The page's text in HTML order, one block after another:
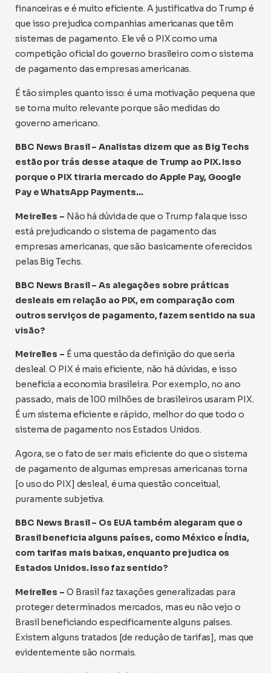
financeiras e é muito eficiente. A justificativa do Trump é
que isso prejudica companhias americanas que têm
sistemas de pagamento. Ele vê o PIX como uma
competição oficial do governo brasileiro com o sistema
de pagamento das empresas americanas.
É tão simples quanto isso: é uma motivação pequena que
se torna muito relevante porque são medidas do
governo americano.
BBC News Brasil – Analistas dizem que as Big Techs
estão por trás desse ataque de Trump ao PIX. Isso
porque o PIX tiraria mercado do Apple Pay, Google
Pay e WhatsApp Payments…
Meirelles – Não há dúvida de que o Trump fala que isso
está prejudicando o sistema de pagamento das
empresas americanas, que são basicamente oferecidos
pelas Big Techs.
BBC News Brasil – As alegações sobre práticas
desleais em relação ao PIX, em comparação com
outros serviços de pagamento, fazem sentido na sua
visão?
Meirelles – É uma questão da definição do que seria
desleal. O PIX é mais eficiente, não há dúvidas, e isso
beneficia a economia brasileira. Por exemplo, no ano
passado, mais de 100 milhões de brasileiros usaram PIX.
É um sistema eficiente e rápido, melhor do que todo o
sistema de pagamento nos Estados Unidos.
Agora, se o fato de ser mais eficiente do que o sistema
de pagamento de algumas empresas americanas torna
[o uso do PIX] desleal, é uma questão conceitual,
puramente subjetiva.
BBC News Brasil – Os EUA também alegaram que o
Brasil beneficia alguns países, como México e Índia,
com tarifas mais baixas, enquanto prejudica os
Estados Unidos. Isso faz sentido?
Meirelles – O Brasil faz taxações generalizadas para
proteger determinados mercados, mas eu não vejo o
Brasil beneficiando especificamente alguns países.
Existem alguns tratados [de redução de tarifas], mas que
evidentemente são normais.